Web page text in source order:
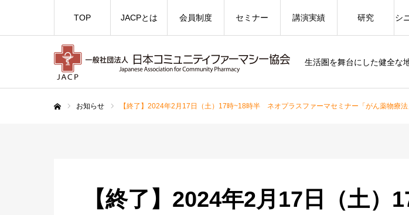
生活圏を舞台にした健全な
TOP JACPとは 会員制度 セミナー 講演実績 研究 シ
お知らせ 【終了】2024年2月17日（土）17時~18時半 ネオプラスファーマセミナー「がん薬物療法
【終了】2024年2月17日（土）